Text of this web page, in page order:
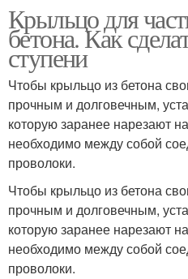
Крыльцо для
бетона. Как
ступени
Чтобы крыльцо из бетона
прочным и долговечным,
которую заранее нарезают
необходимо между собой
проволоки.
Чтобы крыльцо из бетона
прочным и долговечным,
которую заранее нарезают
необходимо между собой
проволоки.